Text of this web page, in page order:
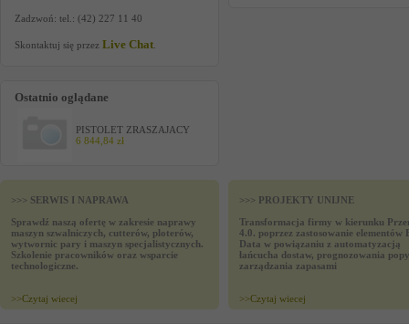
Zadzwoń: tel.: (42) 227 11 40
Skontaktuj się przez Live Chat
Ostatnio oglądane
PISTOLET ZRASZAJACY
6 844,84 zł
>>> SERWIS I NAPRAWA
Sprawdź naszą ofertę w zakresie naprawy
maszyn szwalniczych, cutterów, ploterów,
wytwornic pary i maszyn specjalistycznych.
Szkolenie pracowników oraz wsparcie
technologiczne.
>>Czytaj wiecej
>>> PROJEKTY UNIJNE
Transformacja firmy w kierunku
4.0. poprzez zastosowanie elementów
Data w powiązaniu z automatyzacją
łańcucha dostaw, prognozowania
zarządzania zapasami
>>Czytaj wiecej